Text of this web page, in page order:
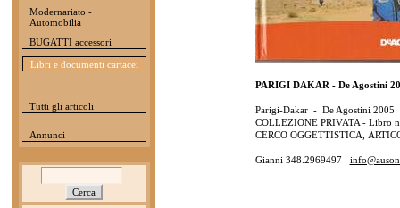
Modernariato -
Automobilia
BUGATTI accessori
Libri e documenti cartacei
Tutti gli articoli
Annunci
PARIGI DAKAR - De Agostini
Parigi-Dakar - De Agostini 2005
COLLEZIONE PRIVATA - Libro
CERCO OGGETTISTICA,
Gianni 348.2969497